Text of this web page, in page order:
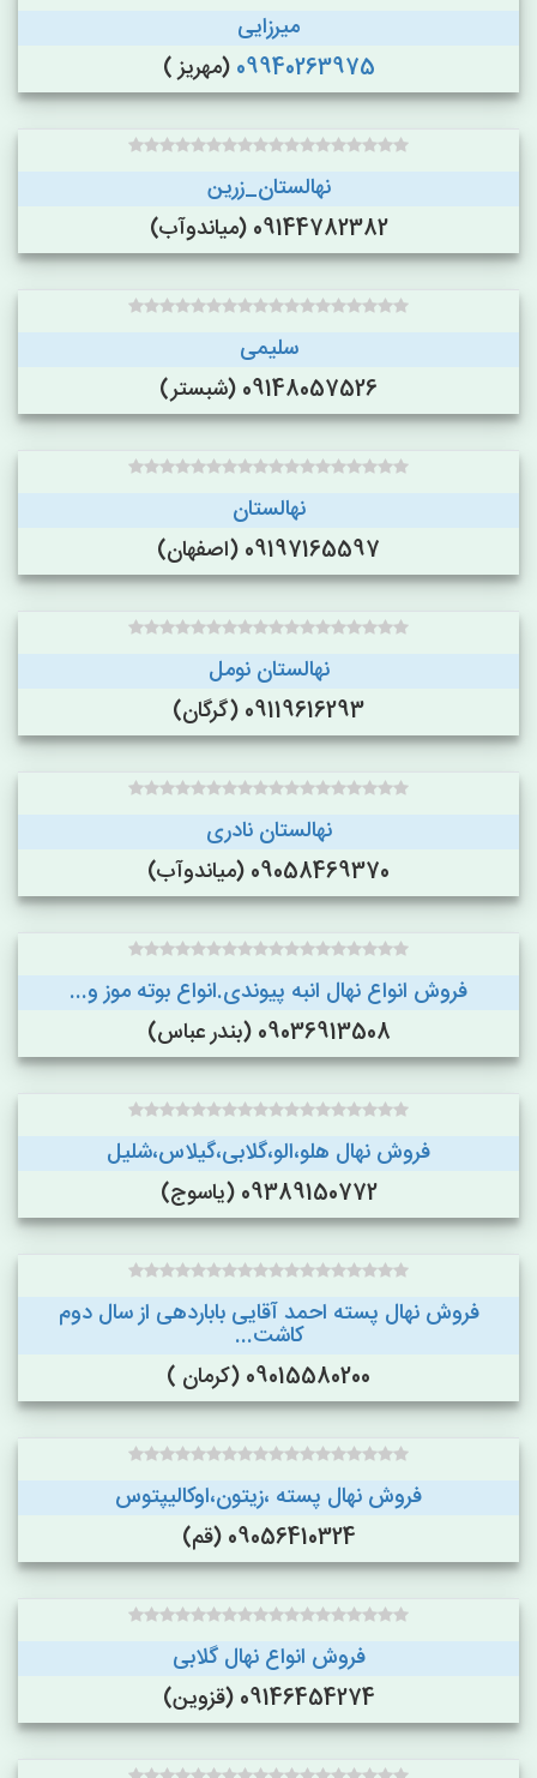
میرزایی
09940263975 (مهریز )
نهالستان_زرین
09144782382 (میاندوآب)
سلیمی
09148057526 (شبستر)
نهالستان
09197165597 (اصفهان)
نهالستان نومل
09119616293 (گرگان)
نهالستان نادری
09058469370 (میاندوآب)
فروش انواع نهال انبه پیوندی.انواع بوته موز و...
09036913508 (بندر عباس)
فروش نهال هلو،الو،گلابی،گیلاس،شلیل
09389150772 (یاسوج)
فروش نهال پسته احمد آقایی باباردهی از سال دوم
کاشت...
09015580200 (کرمان )
فروش نهال پسته ،زیتون،اوکالیپتوس
09056410324 (قم)
فروش انواع نهال گلابی
09146454274 (قزوین)